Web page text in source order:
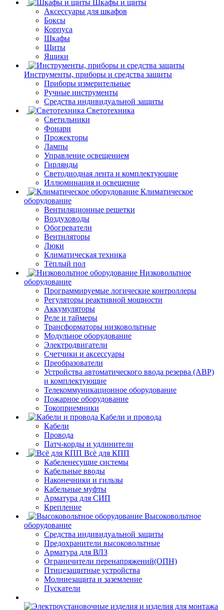
Шкафы и щиты
Аксессуары для шкафов
Боксы
Корпуса
Шкафы
Щиты
Ящики
Инструменты, приборы и средства защиты
Приборы измерительные
Ручные инструменты
Средства индивидуальной защиты
Светотехника
Светильники
Фонари
Прожекторы
Лампы
Управление освещением
Гирлянды
Светодиодная лента и комплектующие
Иллюминация и освещение
Климатическое
оборудование
Вентиляционные решетки
Воздуховоды
Обогреватели
Вентиляторы
Люки
Климатическая техника
Тёплый пол
Низковольтное
оборудование
Программируемые логические контроллеры
Регуляторы реактивной мощности
Аккумуляторы
Реле и таймеры
Трансформаторы низковольтные
Модульное оборудование
Электродвигатели
Счетчики и аксессуары
Преобразователи
Устройства автоматического ввода резерва (АВР)
и комплектующие
Телекоммуникационное оборудование
Пожарное оборудование
Токоприемники
Кабели и провода
Кабели
Провода
Патч-корды и удлинители
Всё для КПП
Кабеленесущие системы
Кабельные вводы
Наконечники и гильзы
Кабельные муфты
Арматура для СИП
Крепление
Высоковольтное
оборудование
Средства индивидуальной защиты
Предохранители высоковольтные
Арматура для ВЛЗ
Ограничители перенапряжений(ОПН)
Птицезащитные устройства
Молниезащита и заземление
Пускатели